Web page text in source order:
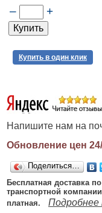
– +
Купить в один клик
Напишите нам на
Обновление цен
Поделиться…
Бесплатная доставка
транспортной
платная.
Подробнее